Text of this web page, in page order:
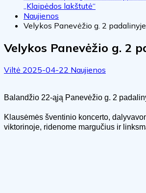
„Klaipėdos lakštutė“
Naujienos
Velykos Panevėžio g. 2 padalinyje
Velykos Panevėžio g. 2
Viltė 2025-04-22 Naujienos
Balandžio 22-ąją Panevėžio g. 2
Klausėmės šventinio koncerto,
viktorinoje, ridenome margučius ir